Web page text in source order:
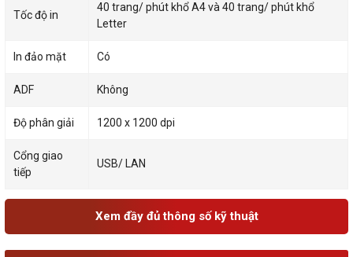
Tốc độ in
40 trang/ phút khổ A4 và 40 trang/ phút khổ
Letter
In đảo mặt Có
ADF Không
Độ phân giải 1200 x 1200 dpi
Cổng giao
tiếp
USB/ LAN
Xem đầy đủ thông số kỹ thuật